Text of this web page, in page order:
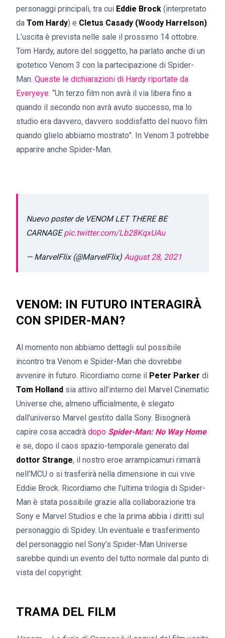
personaggi principali, tra cui Eddie Brock (interpretato
da Tom Hardy) e Cletus Casady (Woody Harrelson).
L’uscita è prevista nelle sale il prossimo 14 ottobre.
Tom Hardy, autore del soggetto, ha parlato anche di un
ipotetico Venom 3 con la partecipazione di Spider-
Man. Queste le dichiarazioni di Hardy riportate da
Everyeye: “Un terzo film non avrà il via libera fino a
quando il secondo non avrà avuto successo, ma lo
studio era davvero, davvero soddisfatto del nuovo film
quando glielo abbiamo mostrato”. In Venom 3 potrebbe
apparire anche Spider-Man.
Nuevo poster de VENOM LET THERE BE
CARNAGEpic.twitter.com/Lb28KqxUAu
— MarvelFlix (@MarvelFlix) August 28, 2021
VENOM: IN FUTURO INTERAGIRÀ
CON SPIDER-MAN?
Al momento non abbiamo dettagli sul possibile
incontro tra Venom e Spider-Man che dovrebbe
avvenire in futuro. Ricordiamo come il Peter Parker di
Tom Holland sia attivo all’interno del Marvel Cinematic
Universe che, almeno ufficialmente, è slegato
dall’universo Marvel gestito dalla Sony. Bisognerà
capire cosa accadrà dopo Spider-Man: No Way Home
e se, dopo il caos spazio-temporale generato dal
dottor Strange, il nostro eroe arrampicamuri rimarrà
nell’MCU o si trasferirà nella dimensione in cui vive
Eddie Brock. Ricordiamo che l’ultima trilogia di Spider-
Man è stata possibile grazie alla collaborazione tra
Sony e Marvel Studios e che la prima abbia i diritti sul
personaggio di Spidey. Un eventuale e trasferimento
del personaggio nel Sony’s Spider-Man Universe
sarebbe quindi un evento del tutto normale dal punto di
vista del copyright.
TRAMA DEL FILM